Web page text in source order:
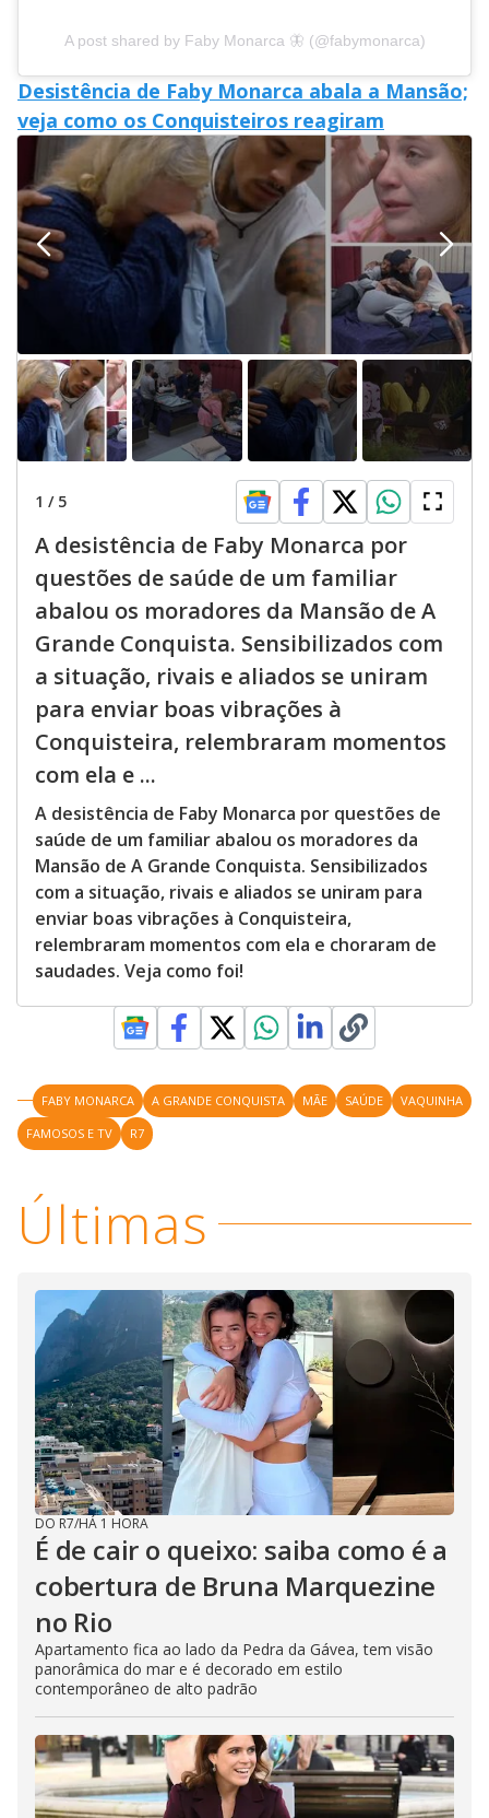
A post shared by Faby Monarca 🦋 (@fabymonarca)
Desistência de Faby Monarca abala a Mansão;
veja como os Conquisteiros reagiram
1 / 5
A desistência de Faby Monarca por
questões de saúde de um familiar
abalou os moradores da Mansão de A
Grande Conquista. Sensibilizados com
a situação, rivais e aliados se uniram
para enviar boas vibrações à
Conquisteira, relembraram momentos
com ela e ...
A desistência de Faby Monarca por questões de
saúde de um familiar abalou os moradores da
Mansão de A Grande Conquista. Sensibilizados
com a situação, rivais e aliados se uniram para
enviar boas vibrações à Conquisteira,
relembraram momentos com ela e choraram de
saudades. Veja como foi!
FABY MONARCA A GRANDE CONQUISTA MÃE SAÚDE
VAQUINHA
FAMOSOS E TV
R7
Últimas
DO R7/HÁ 1 HORA
É de cair o queixo: saiba como é a
cobertura de Bruna Marquezine
no Rio
Apartamento fica ao lado da Pedra da Gávea, tem visão
panorâmica do mar e é decorado em estilo
contemporâneo de alto padrão